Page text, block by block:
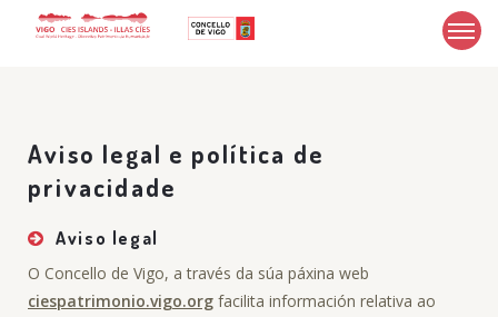
Aviso legal e política de
privacidade
Aviso legal
O Concello de Vigo, a través da súa páxina web
ciespatrimonio.vigo.org facilita información relativa ao